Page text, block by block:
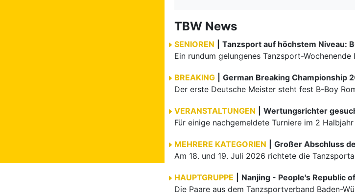
TBW News
SENIOREN
BREAKING
German Breaking Championship
VERANSTALTUNGEN
Wertungsrichter
MEHRERE KATEGORIEN
Großer Abschluss
HAUPTGRUPPE
Nanjing - People's Republic